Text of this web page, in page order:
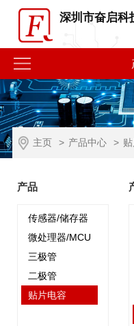
深圳市奋启科
主页 > 产品中心 >
产品
传感器/储存器
微处理器/MCU
三极管
二极管
贴片电容